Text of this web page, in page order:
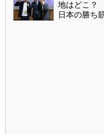
地はどこ？
日本の勝ち